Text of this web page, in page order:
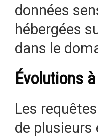
données
hébergées
dans le
Évolutions
Les
de plusieurs